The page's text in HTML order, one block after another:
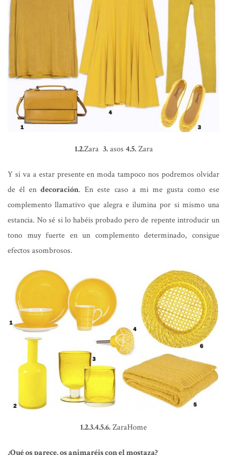
1.2.Zara 3.asos 4.5.Zara
Y si va a estar presente en moda tampoco nos podremos olvidar
de él endecoración. En este caso a mi me gusta como ese
complemento llamativo que alegra e ilumina por si mismo una
estancia. No sé si lo habéis probado pero de repente introducir un
tono muy fuerte en un complemento determinado, consigue
efectos asombrosos.
1.2.3.4.5.6.ZaraHome
¿Qué os parece, os animaréis con el mostaza?